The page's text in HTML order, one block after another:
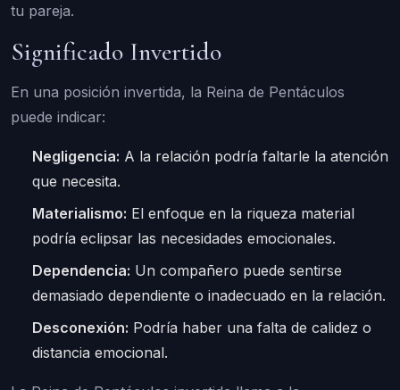
tu pareja.
Significado Invertido
En una posición invertida, la Reina de Pentáculos
puede indicar:
Negligencia: A la relación podría faltarle la atención
que necesita.
Materialismo: El enfoque en la riqueza material
podría eclipsar las necesidades emocionales.
Dependencia: Un compañero puede sentirse
demasiado dependiente o inadecuado en la relación.
Desconexión: Podría haber una falta de calidez o
distancia emocional.